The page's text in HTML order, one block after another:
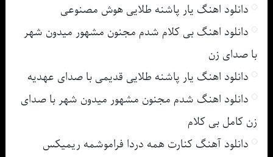
دانلود اهنگ یار پاشنه طلایی هوش مصنوعی
دانلود اهنگ بی کلام شدم مجنون مشهور میدون شهر
با صدای زن
دانلود اهنگ یار پاشنه طلایی قدیمی با صدای عهدیه
دانلود اهنگ شدم مجنون مشهور میدون شهر با صدای
زن کامل بی کلام
دانلود آهنگ کنارت همه دردا فراموشمه ریمیکس